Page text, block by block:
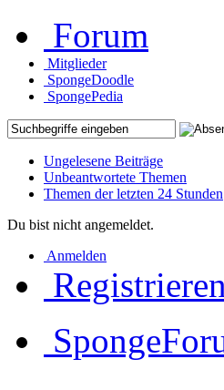
Forum
Mitglieder
SpongeDoodle
SpongePedia
Ungelesene Beiträge
Unbeantwortete Themen
Themen der letzten 24 Stunden
Du bist nicht angemeldet.
Anmelden
Registrieren